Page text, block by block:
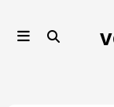
содержимому